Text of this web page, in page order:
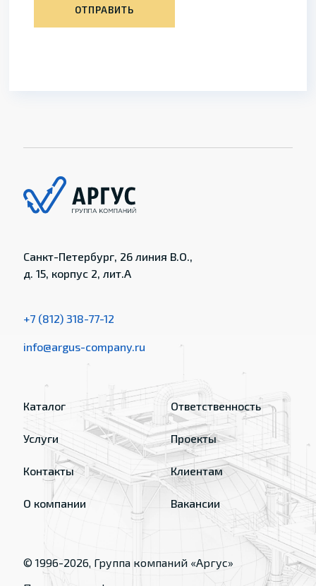
ОТПРАВИТЬ
Санкт-Петербург, 26 линия В.О.,
д. 15, корпус 2, лит.А
+7 (812) 318-77-12
info@argus-company.ru
Каталог
Услуги
Контакты
О компании
Ответственность
Проекты
Клиентам
Вакансии
© 1996-2026, Группа компаний «Аргус»